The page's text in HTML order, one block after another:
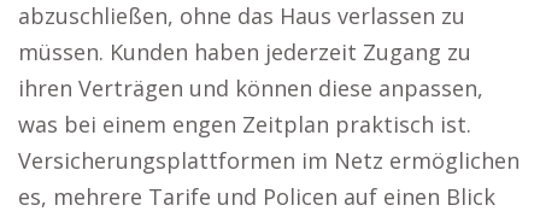
abzuschließen, ohne das Haus verlassen zu
müssen. Kunden haben jederzeit Zugang zu
ihren Verträgen und können diese anpassen,
was bei einem engen Zeitplan praktisch ist.
Versicherungsplattformen im Netz ermöglichen
es, mehrere Tarife und Policen auf einen Blick